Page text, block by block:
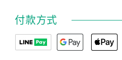
付款方式